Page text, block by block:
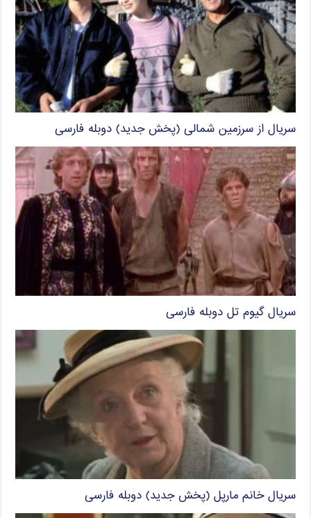
سریال از سرزمین شمالی (پخش جدید) دوبله فارسی
سریال گیوم تل دوبله فارسی
سریال خانم مارپل (پخش جدید) دوبله فارسی